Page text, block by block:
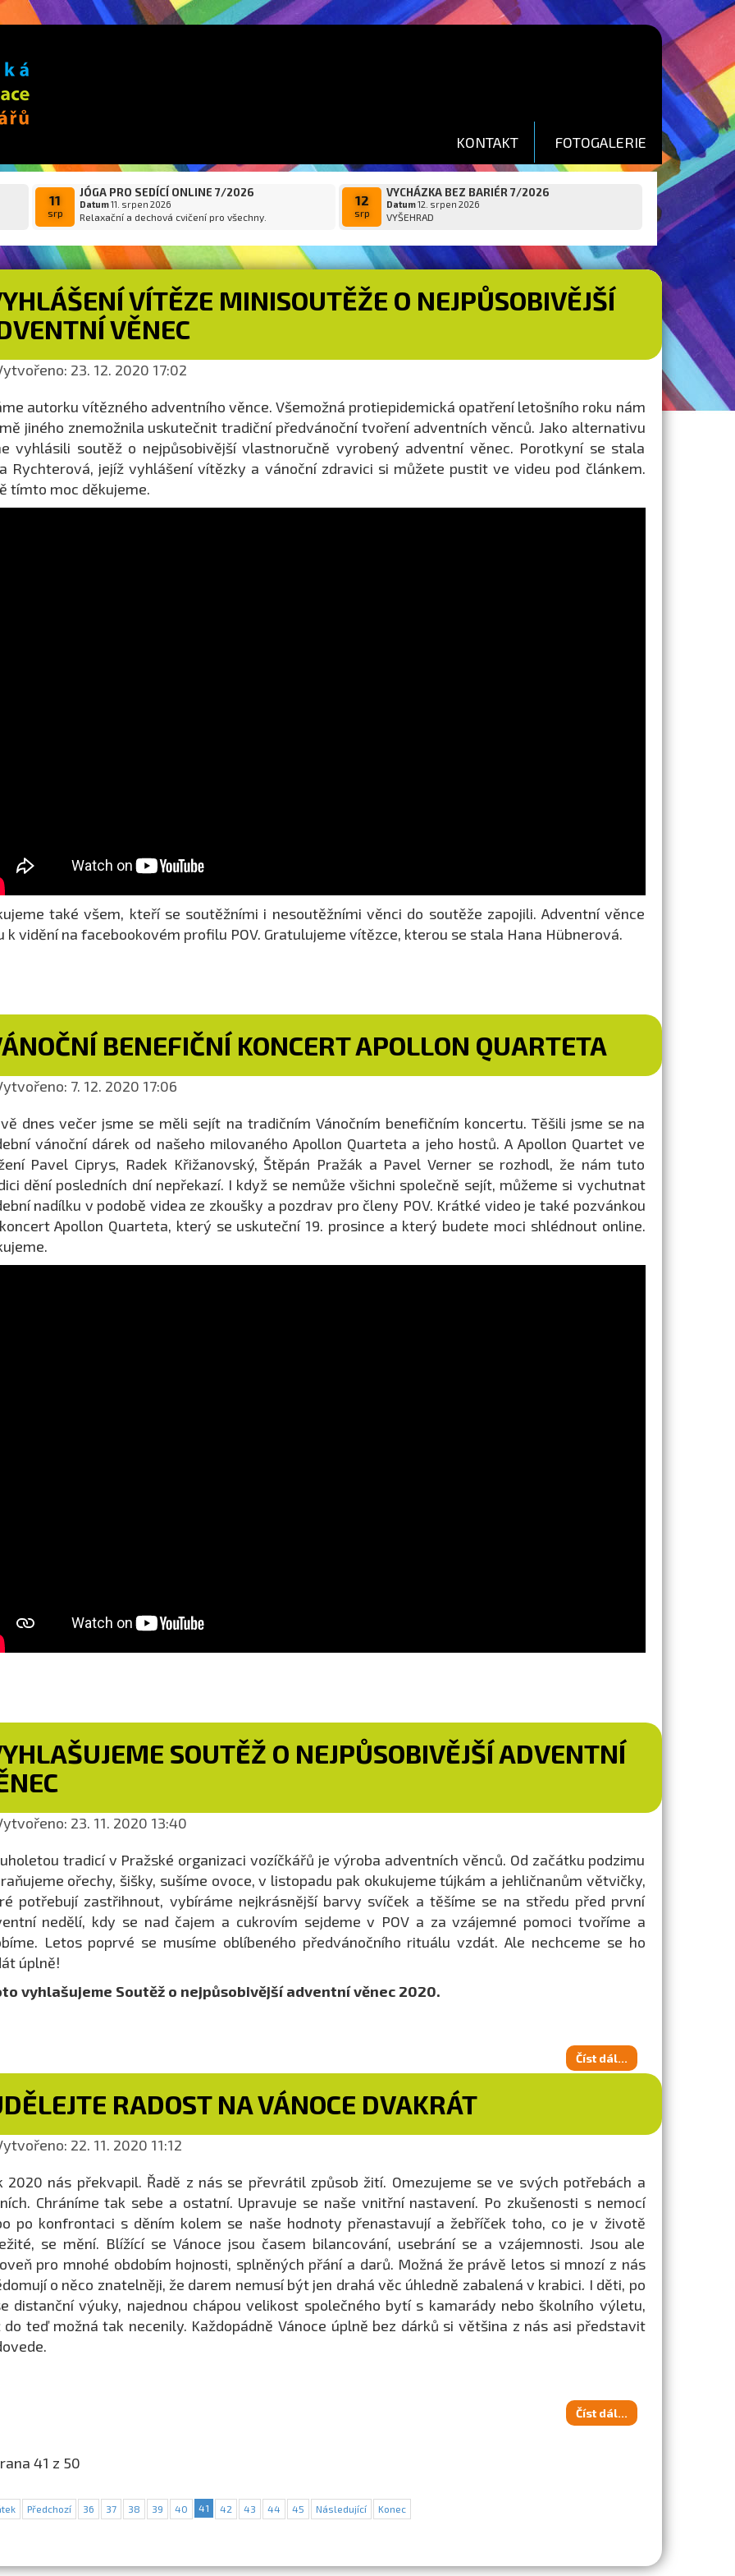
KONTAKT FOTOGALERIE
11
srp
JÓGA PRO SEDÍCÍ ONLINE 7/2026
Datum11. srpen 2026
Relaxační a dechová cvičení pro všechny.
12
srp
VYCHÁZKA BEZ BARIÉR 7/2026
Datum12. srpen 2026
VYŠEHRAD
VÍTĚZE MINISOUTĚŽE O NEJPŮSOBIVĚJŠÍ
VĚNEC
23. 12. 2020 17:02
autorku vítězného adventního věnce. Všemožná protiepidemická opatření letošního roku nám
jiného znemožnila uskutečnit tradiční předvánoční tvoření adventních věnců. Jako alternativu
vyhlásili soutěž o nejpůsobivější vlastnoručně vyrobený adventní věnec. Porotkyní se stala
Rychterová, jejíž vyhlášení vítězky a vánoční zdravici si můžete pustit ve videu pod článkem.
tímto moc děkujeme.
také všem, kteří se soutěžními i nesoutěžními věnci do soutěže zapojili. Adventní věnce
k vidění na facebookovém profilu POV. Gratulujeme vítězce, kterou se stala Hana Hübnerová.
BENEFIČNÍ KONCERT APOLLON QUARTETA
7. 12. 2020 17:06
dnes večer jsme se měli sejít na tradičním Vánočním benefičním koncertu. Těšili jsme se na
vánoční dárek od našeho milovaného Apollon Quarteta a jeho hostů. A Apollon Quartet ve
Pavel Ciprys, Radek Křižanovský, Štěpán Pražák a Pavel Verner se rozhodl, že nám tuto
dění posledních dní nepřekazí. I když se nemůže všichni společně sejít, můžeme si vychutnat
nadílku v podobě videa ze zkoušky a pozdrav pro členy POV. Krátké video je také pozvánkou
Apollon Quarteta, který se uskuteční 19. prosince a který budete moci shlédnout online.
SOUTĚŽ O NEJPŮSOBIVĚJŠÍ ADVENTNÍ
23. 11. 2020 13:40
tradicí v Pražské organizaci vozíčkářů je výroba adventních věnců. Od začátku podzimu
ořechy, šišky, sušíme ovoce, v listopadu pak okukujeme tújkám a jehličnanům větvičky,
potřebují zastřihnout, vybíráme nejkrásnější barvy svíček a těšíme se na středu před první
nedělí, kdy se nad čajem a cukrovím sejdeme v POV a za vzájemné pomoci tvoříme a
Letos poprvé se musíme oblíbeného předvánočního rituálu vzdát. Ale nechceme se ho
úplně!
vyhlašujeme Soutěž o nejpůsobivější adventní věnec 2020.
Číst dál...
RADOST NA VÁNOCE DVAKRÁT
22. 11. 2020 11:12
2020 nás překvapil. Řadě z nás se převrátil způsob žití. Omezujeme se ve svých potřebách a
Chráníme tak sebe a ostatní. Upravuje se naše vnitřní nastavení. Po zkušenosti s nemocí
po konfrontaci s děním kolem se naše hodnoty přenastavují a žebříček toho, co je v životě
se mění. Blížící se Vánoce jsou časem bilancování, usebrání se a vzájemnosti. Jsou ale
pro mnohé obdobím hojnosti, splněných přání a darů. Možná že právě letos si mnozí z nás
o něco znatelněji, že darem nemusí být jen drahá věc úhledně zabalená v krabici. I děti, po
distanční výuky, najednou chápou velikost společného bytí s kamarády nebo školního výletu,
do teď možná tak necenily. Každopádně Vánoce úplně bez dárků si většina z nás asi představit
Číst dál...
41 z 50
Předchozí 36 37 38 39 40 41 42 43 44 45 Následující Konec